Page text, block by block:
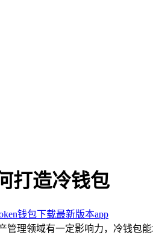
打造冷钱包
钱包下载最新版本app
理领域有一定影响力，冷钱包